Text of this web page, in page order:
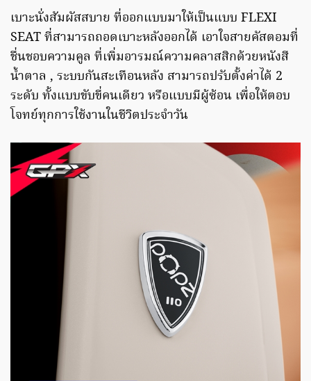
เบาะนั่งสัมผัสสบาย ที่ออกแบบมาให้เป็นแบบ FLEXI
SEAT ที่สามารถถอดเบาะหลังออกได้ เอาใจสายคัสตอมที่
ชื่นชอบความคูล ที่เพิ่มอารมณ์ความคลาสสิกด้วยหนังสี
น้ำตาล , ระบบกันสะเทือนหลัง สามารถปรับตั้งค่าได้ 2
ระดับ ทั้งแบบขับขี่คนเดียว หรือแบบมีผู้ซ้อน เพื่อให้ตอบ
โจทย์ทุกการใช้งานในชีวิตประจำวัน